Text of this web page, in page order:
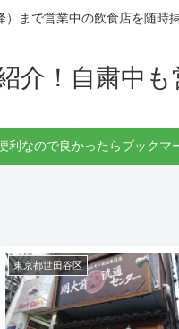
まで営業中の飲食店を随時
介！自粛中
利なので良かったらブックマ
東京都世田谷区